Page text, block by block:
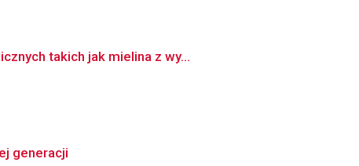
takich jak mielina z wy...
generacji